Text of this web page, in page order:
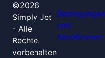
©2026
Simply Jet
- Alle
Rechte
vorbehalten
Bedingungen
und
Konditionen